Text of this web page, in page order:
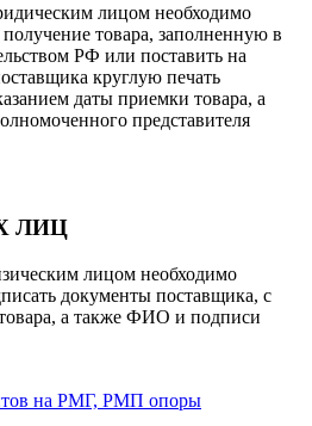
лицом необходимо
получение товара, заполненную в
РФ или поставить на
круглую печать
даты приемки товара, а
представителя
ЛИЦ
лицом необходимо
документы поставщика, с
а также ФИО и подписи
на РМГ, РМП опоры